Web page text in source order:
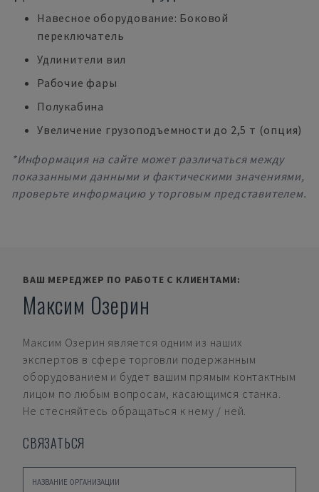
Навесное оборудование: Боковой
переключатель
Удлинители вил
Рабочие фары
Полукабина
Увеличение грузоподъемности до 2,5 т (опция)
*Информация на сайте может различаться между
показанными данными и фактическими значениями,
проверьте информацию у торговым представителем.
ВАШ МЕРЕДЖЕР ПО РАБОТЕ С КЛИЕНТАМИ:
Максим Озерин
Максим Озерин является одним из наших
экспертов в сфере торговли подержанным
оборудованием и будет вашим прямым контактным
лицом по любым вопросам, касающимся станка.
Не стесняйтесь обращаться к нему / ней.
СВЯЗАТЬСЯ